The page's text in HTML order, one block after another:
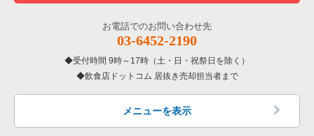
お電話でのお問い合わせ先
03-6452-2190
受付時間 9時～17時（土・日・祝祭日を除く）
飲食店ドットコム 居抜き売却担当者まで
メニューを表示